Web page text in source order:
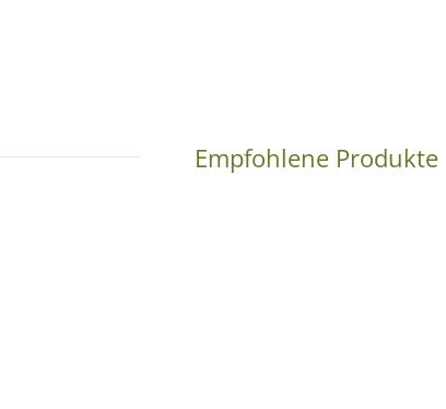
Empfohlene Produkte